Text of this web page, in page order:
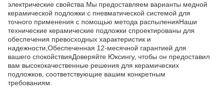
электрические свойства.Мы предоставляем варианты медной
керамической подложки с пневматической системой для
точного применения с помощью метода распыленияНаши
технические керамические подложки спроектированы для
обеспечения превосходных характеристик и
надежности,Обеспеченная 12-месячной гарантией для
вашего спокойствияДоверяйте Юксингу, чтобы он предоставил
вам высококачественные решения для керамических
подложков, соответствующие вашим конкретным
требованиям.